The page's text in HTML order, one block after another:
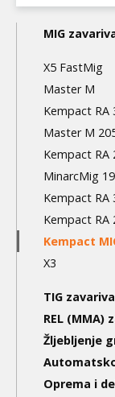
Main
navigation
3nd
level
MIG
X5 FastMig
Master M
Kempact RA
Master M
Kempact RA
MinarcMig
Kempact RA
Kempact RA
Kempact
X3
TIG
REL (MMA)
Žljebljenje
Oprema i